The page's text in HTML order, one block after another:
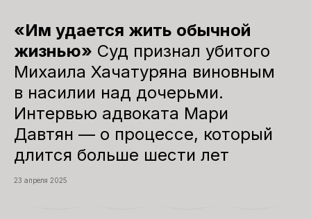
«Им удается жить обычной
жизнью» Суд признал убитого
Михаила Хачатуряна виновным
в насилии над дочерьми.
Интервью адвоката Мари
Давтян — о процессе, который
длится больше шести лет
23 апреля 2025